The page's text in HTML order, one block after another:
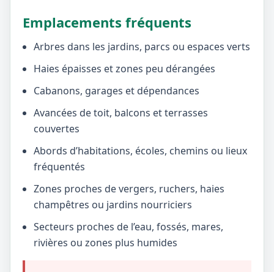
Emplacements fréquents
Arbres dans les jardins, parcs ou espaces verts
Haies épaisses et zones peu dérangées
Cabanons, garages et dépendances
Avancées de toit, balcons et terrasses
couvertes
Abords d’habitations, écoles, chemins ou lieux
fréquentés
Zones proches de vergers, ruchers, haies
champêtres ou jardins nourriciers
Secteurs proches de l’eau, fossés, mares,
rivières ou zones plus humides